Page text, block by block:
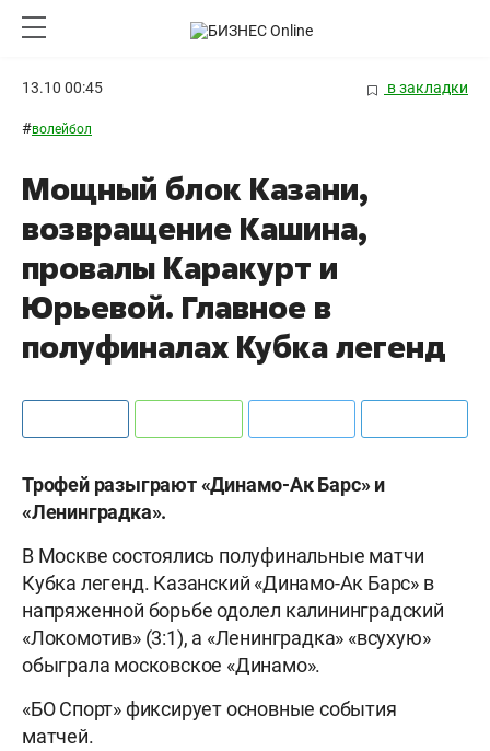
13.10 00:45 в закладки
#волейбол
Мощный блок Казани,
возвращение Кашина,
провалы Каракурт и
Юрьевой. Главное в
полуфиналах Кубка легенд
Трофей разыграют «Динамо-Ак Барс» и
«Ленинградка».
В Москве состоялись полуфинальные матчи
Кубка легенд. Казанский «Динамо-Ак Барс» в
напряженной борьбе одолел калининградский
«Локомотив» (3:1), а «Ленинградка» «всухую»
обыграла московское «Динамо».
«БО Спорт» фиксирует основные события
матчей.